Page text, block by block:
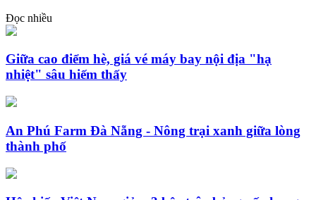
Đọc nhiều
Giữa cao điểm hè, giá vé máy bay nội địa "hạ
nhiệt" sâu hiếm thấy
An Phú Farm Đà Nẵng - Nông trại xanh giữa lòng
thành phố